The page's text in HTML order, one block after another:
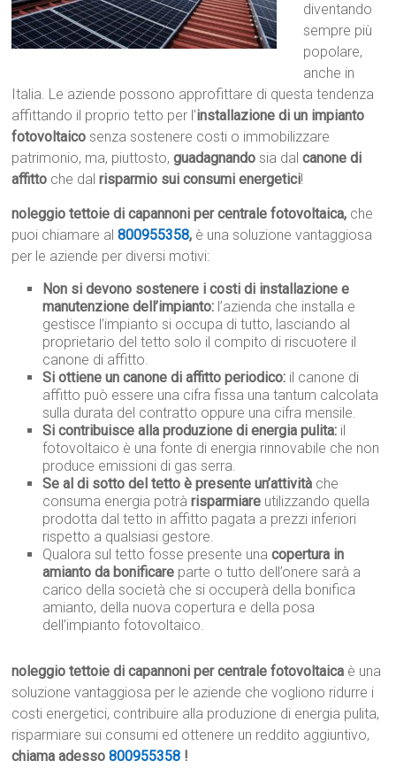
diventando
sempre più
popolare,
anche in
Italia. Le aziende possono approfittare di questa tendenza
affittando il proprio tetto per l’installazione di un impianto
fotovoltaico senza sostenere costi o immobilizzare
patrimonio, ma, piuttosto,guadagnando sia dalcanone di
affitto che dalrisparmio sui consumi energetici!
noleggio tettoie di capannoni per centrale fotovoltaica, che
puoi chiamare al800955358, è una soluzione vantaggiosa
per le aziende per diversi motivi:
Non si devono sostenere i costi di installazione e
manutenzione dell’impianto: l’azienda che installa e
gestisce l’impianto si occupa di tutto, lasciando al
proprietario del tetto solo il compito di riscuotere il
canone di affitto.
Si ottiene un canone di affitto periodico: il canone di
affitto può essere una cifra fissa una tantum calcolata
sulla durata del contratto oppure una cifra mensile.
Si contribuisce alla produzione di energia pulita: il
fotovoltaico è una fonte di energia rinnovabile che non
produce emissioni di gas serra.
Se al di sotto del tetto è presente un’attività che
consuma energia potràrisparmiare utilizzando quella
prodotta dal tetto in affitto pagata a prezzi inferiori
rispetto a qualsiasi gestore.
Qualora sul tetto fosse presente unacopertura in
amianto da bonificare parte o tutto dell’onere sarà a
carico della società che si occuperà della bonifica
amianto, della nuova copertura e della posa
dell’impianto fotovoltaico.
noleggio tettoie di capannoni per centrale fotovoltaica è una
soluzione vantaggiosa per le aziende che vogliono ridurre i
costi energetici, contribuire alla produzione di energia pulita,
risparmiare sui consumi ed ottenere un reddito aggiuntivo,
chiama adesso800955358 !